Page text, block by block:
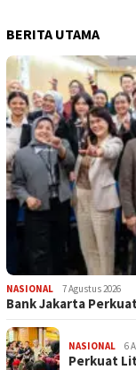
BERITA UTAMA
NASIONAL 7 Agustus 2026
Bank Jakarta
NASIONAL 6
Perkuat